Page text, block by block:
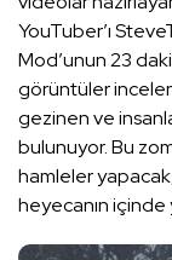
YouTuber’ı
Mod’unun 23
görüntüler
gezinen ve
bulunuyor. Bu
hamleler
heyecanın içinde